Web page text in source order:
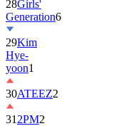
29Kim
Hye-
yoon1
30ATEEZ
312PM2
32 BABYMONSTER